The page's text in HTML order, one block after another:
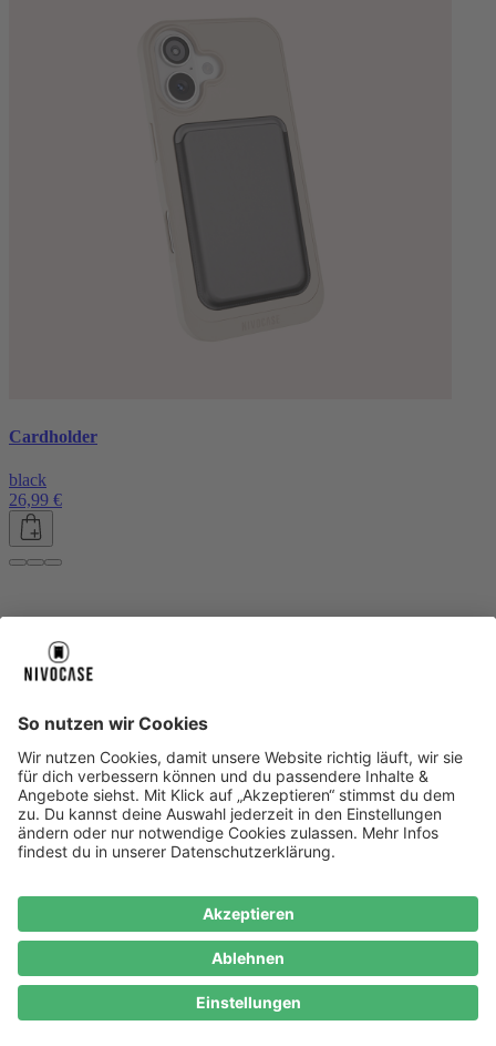
Cardholder
black
26,99 €
About NIVOCASE
Geschäftskunden
Zahlungsarten Versandinfos Alle Hilfe-Themen
Zufriedenheitsgarantie
Service
Service
AGB VERTRAG WIDERRUFEN Datenschutz
Ombudsmann
Barrierefreiheit Lieferantenkodex Bestell-Prozess
Samsung Handyhüllen
Handyhüllen Handyketten
Cookie Consent
* Preisangaben inkl. Mwst. und zzgl.Versandkosten